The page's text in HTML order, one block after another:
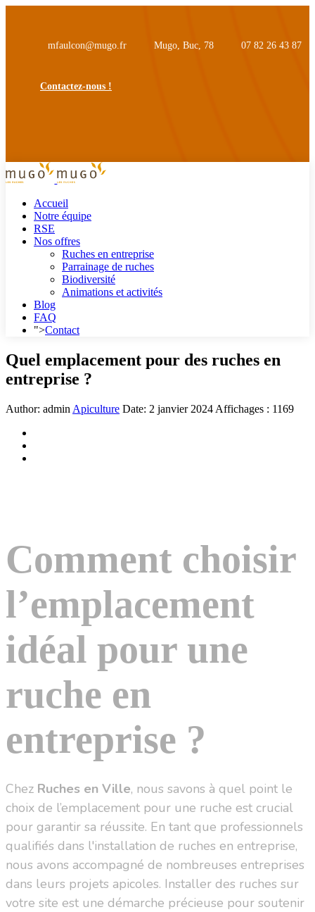
mfaulcon@mugo.fr Mugo, Buc, 78 07 82 26 43 87
Contactez-nous !
Accueil
Notre équipe
RSE
Nos offres
Ruches en entreprise
Parrainage de ruches
Biodiversité
Animations et activités
Blog
FAQ
">Contact
Quel emplacement pour des ruches en
entreprise ?
Author: admin Apiculture Date: 2 janvier 2024 Affichages : 1169
Comment choisir
l’emplacement
idéal pour une
ruche en
entreprise ?
Chez Ruches en Ville, nous savons à quel point le
choix de l’emplacement pour une ruche est crucial
pour garantir sa réussite. En tant que professionnels
qualifiés dans l'installation de ruches en entreprise,
nous avons accompagné de nombreuses entreprises
dans leurs projets apicoles. Installer des ruches sur
votre site est une démarche précieuse pour soutenir